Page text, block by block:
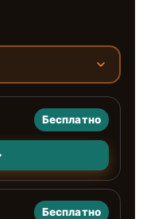
Бесплатно
Бесплатно